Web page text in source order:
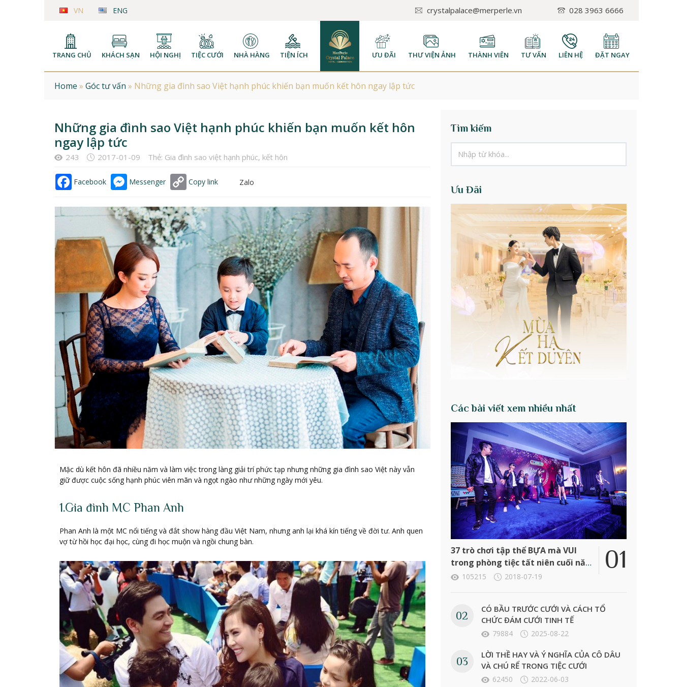
VN ENG crystalpalace@merperle.vn 028 3963 6666
TRANG CHỦ KHÁCH SẠN HỘI NGHỊ TIỆC CƯỚI NHÀ HÀNG TIỆN ÍCH ƯU ĐÃI THƯ VIỆN ẢNH THÀNH VIÊN TƯ VẤN LIÊN HỆ ĐẶT NGAY
Home » Góc tư vấn » Những gia đình sao Việt hạnh phúc khiến bạn muốn kết hôn ngay lập tức
Những gia đình sao Việt hạnh phúc khiến bạn muốn kết hôn
ngay lập tức
243 2017-01-09 Thẻ: Gia đình sao việt hạnh phúc, kết hôn
Facebook Messenger Copy link Zalo
Mặc dù kết hôn đã nhiều năm và làm việc trong làng giải trí phức tạp nhưng những gia đình sao Việt này vẫn
giữ được cuộc sống hạnh phúc viên mãn và ngọt ngào như những ngày mới yêu.
1.Gia đình MC Phan Anh
Phan Anh là một MC nổi tiếng và đắt show hàng đầu Việt Nam, nhưng anh lại khá kín tiếng về đời tư. Anh quen
vợ từ hồi học đại học, cùng đi học muộn và ngồi chung bàn.
Tìm kiếm
Ưu Đãi
Các bài viết xem nhiều nhất
37 trò chơi tập thể BỰA mà VUI
trong phòng tiệc tất niên cuối năm
công ty
105215 2018-07-19
CÓ BẦU TRƯỚC CƯỚI VÀ CÁCH TỔ
CHỨC ĐÁM CƯỚI TINH TẾ
79884 2025-08-22
LỜI THỀ HAY VÀ Ý NGHĨA CỦA CÔ DÂU
VÀ CHÚ RỂ TRONG TIỆC CƯỚI
62450 2022-06-03